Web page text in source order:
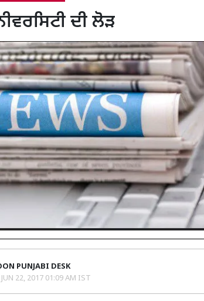
ਦੀ ਲੋੜ
PUNJABI DESK
JUN 22, 2017 01:09 AM IST